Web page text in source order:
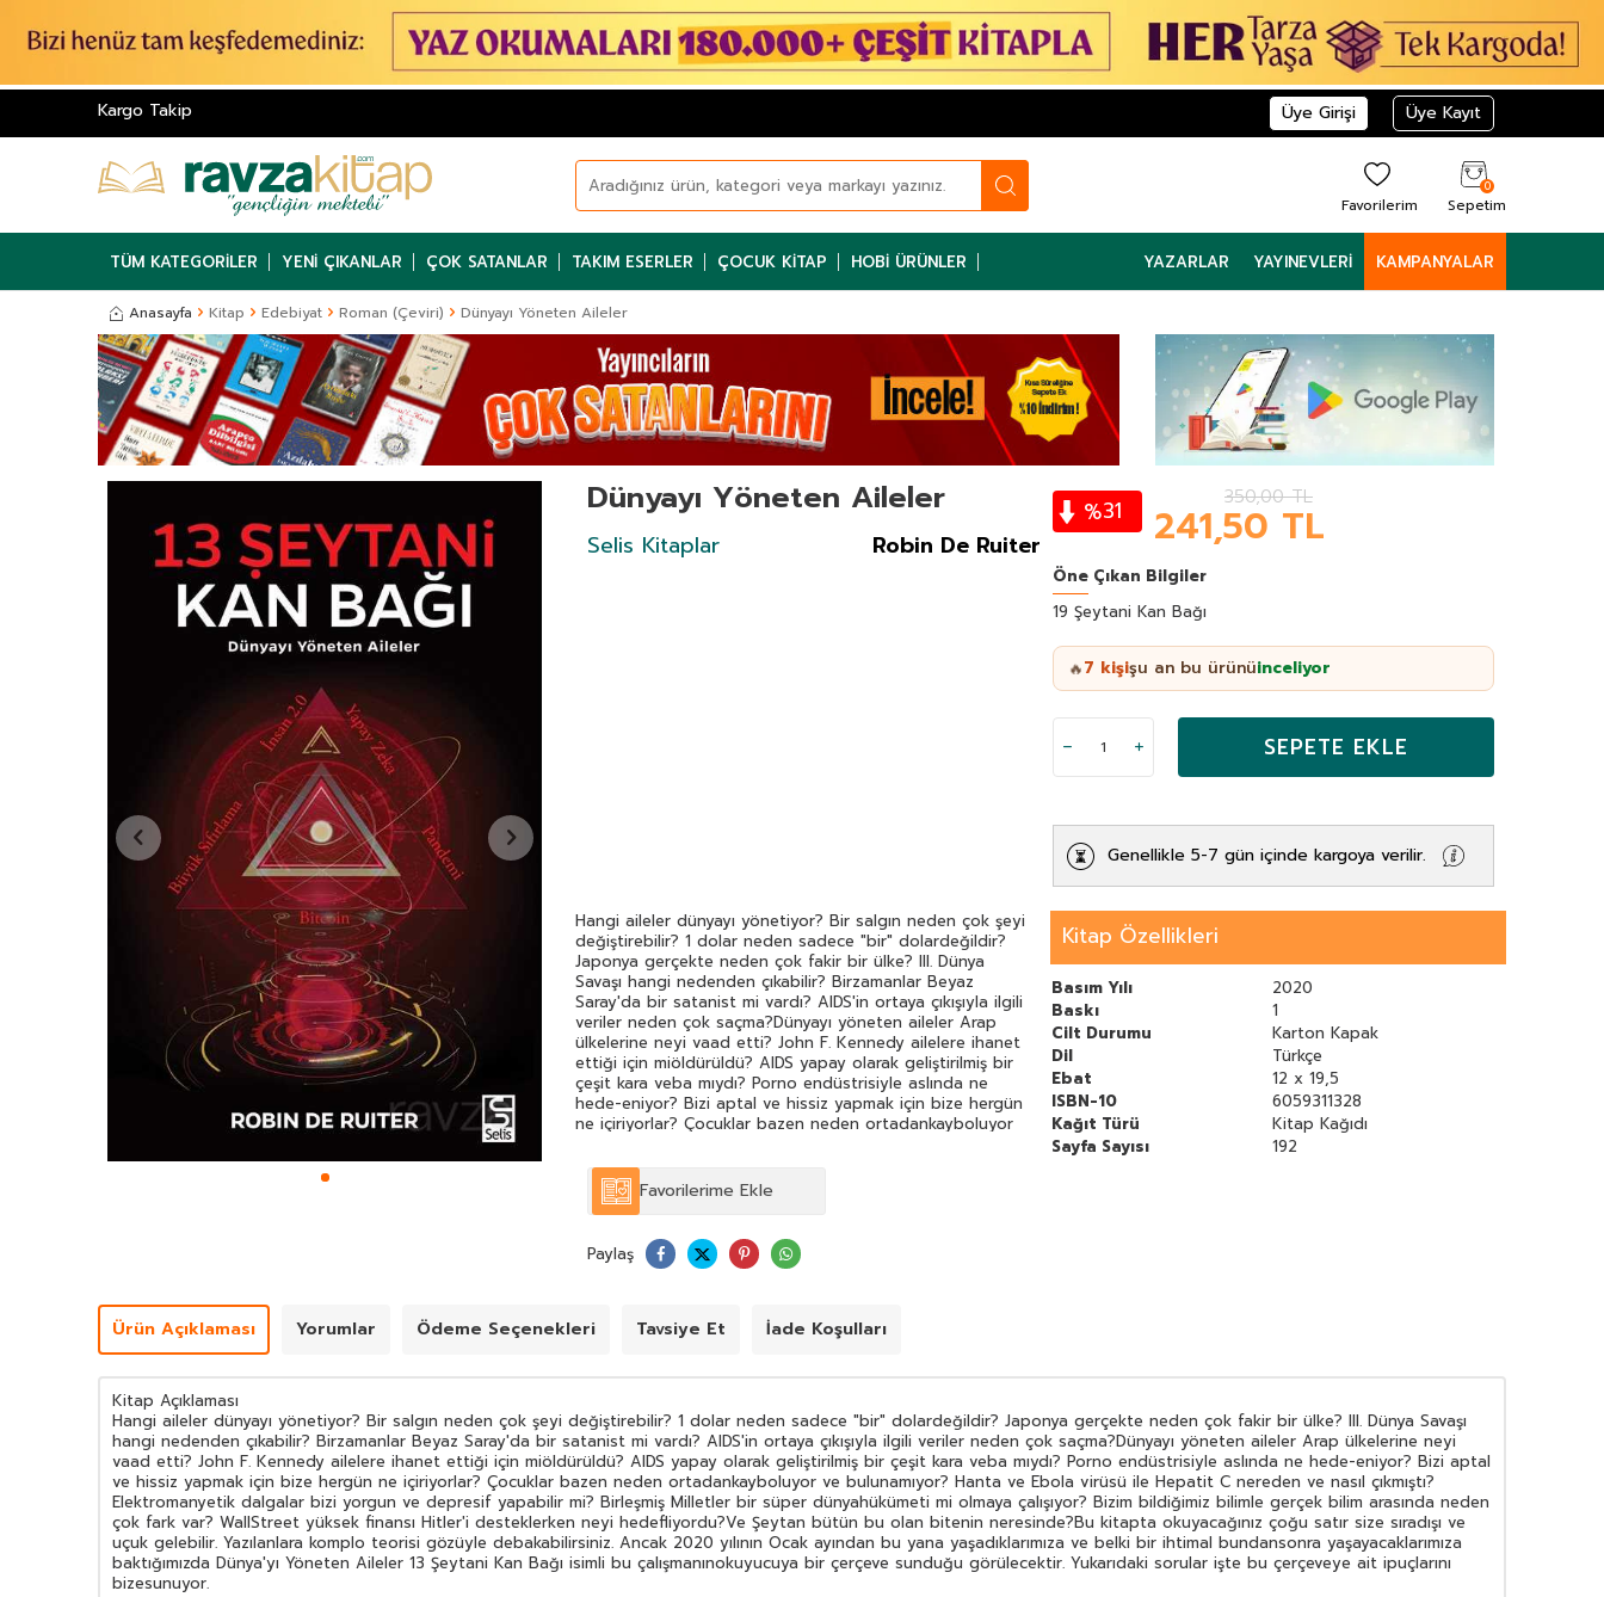
Kargo Takip Üye Girişi Üye Kayıt
Favorilerim
0
Sepetim
TÜM KATEGORILER YENI ÇIKANLAR ÇOK SATANLAR TAKIM ESERLER ÇOCUK KITAP HOBI ÜRÜNLER YAZARLAR YAYINEVLERI KAMPANYALAR
Anasayfa Kitap Edebiyat Roman (Çeviri) Dünyayı Yöneten Aileler
Dünyayı Yöneten Aileler
Selis Kitaplar Robin De Ruiter
%31 350,00TL
241,50 TL
Öne Çıkan Bilgiler
19 Şeytani Kan Bağı
🔥7 kişişu an bu ürünüinceliyor
SEPETE EKLE
Genellikle 5-7 gün içinde kargoya verilir.
Hangi aileler dünyayı yönetiyor? Bir salgın neden çok şeyi
değiştirebilir? 1 dolar neden sadece "bir" dolardeğildir?
Japonya gerçekte neden çok fakir bir ülke? III. Dünya
Savaşı hangi nedenden çıkabilir? Birzamanlar Beyaz
Saray'da bir satanist mi vardı? AIDS'in ortaya çıkışıyla ilgili
veriler neden çok saçma?Dünyayı yöneten aileler Arap
ülkelerine neyi vaad etti? John F. Kennedy ailelere ihanet
ettiği için miöldürüldü? AIDS yapay olarak geliştirilmiş bir
çeşit kara veba mıydı? Porno endüstrisiyle aslında ne
hede-eniyor? Bizi aptal ve hissiz yapmak için bize hergün
ne içiriyorlar? Çocuklar bazen neden ortadankayboluyor
nereden ve nasıl çıkmıştı?Elektromanyetik dalgalar bizi
yorgun ve depresif yapabilir mi? Birleşmiş Milletler bir
süper dünyahükümeti mi olmaya çalışıyor? Bizim bildiğimiz
WallStreet yüksek finansı Hitler'i desteklerken neyi
hedefliyordu?Ve Şeytan bütün bu olan bitenin
debakabilirsiniz. Ancak 2020 yılının Ocak ayından bu yana
çerçeveye ait ipuçlarını bizesunuyor.
Kitap Özellikleri
Basım Yılı
2020
Baskı
1
Cilt Durumu
Karton Kapak
Dil
Türkçe
Ebat
12 x 19,5
ISBN-10
6059311328
Kağıt Türü
Kitap Kağıdı
Sayfa Sayısı
192
Favorilerime Ekle
Paylaş
Ürün Açıklaması Yorumlar Ödeme Seçenekleri Tavsiye Et İade Koşulları
Kitap Açıklaması
Hangi aileler dünyayı yönetiyor? Bir salgın neden çok şeyi değiştirebilir? 1 dolar neden sadece "bir" dolardeğildir? Japonya gerçekte neden çok fakir bir ülke? III. Dünya Savaşı
hangi nedenden çıkabilir? Birzamanlar Beyaz Saray'da bir satanist mi vardı? AIDS'in ortaya çıkışıyla ilgili veriler neden çok saçma?Dünyayı yöneten aileler Arap ülkelerine neyi
vaad etti? John F. Kennedy ailelere ihanet ettiği için miöldürüldü? AIDS yapay olarak geliştirilmiş bir çeşit kara veba mıydı? Porno endüstrisiyle aslında ne hede-eniyor? Bizi aptal
ve hissiz yapmak için bize hergün ne içiriyorlar? Çocuklar bazen neden ortadankayboluyor ve bulunamıyor? Hanta ve Ebola virüsü ile Hepatit C nereden ve nasıl çıkmıştı?
Elektromanyetik dalgalar bizi yorgun ve depresif yapabilir mi? Birleşmiş Milletler bir süper dünyahükümeti mi olmaya çalışıyor? Bizim bildiğimiz bilimle gerçek bilim arasında neden
çok fark var? WallStreet yüksek finansı Hitler'i desteklerken neyi hedefliyordu?Ve Şeytan bütün bu olan bitenin neresinde?Bu kitapta okuyacağınız çoğu satır size sıradışı ve
uçuk gelebilir. Yazılanlara komplo teorisi gözüyle debakabilirsiniz. Ancak 2020 yılının Ocak ayından bu yana yaşadıklarımıza ve belki bir ihtimal bundansonra yaşayacaklarımıza
baktığımızda Dünya'yı Yöneten Aileler 13 Şeytani Kan Bağı isimli bu çalışmanınokuyucuya bir çerçeve sunduğu görülecektir. Yukarıdaki sorular işte bu çerçeveye ait ipuçlarını
bizesunuyor.